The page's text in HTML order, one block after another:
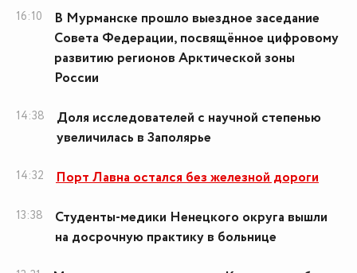
16:10
В Мурманске прошло выездное заседание
Совета Федерации, посвящённое цифровому
развитию регионов Арктической зоны
России
14:38
Доля исследователей с научной степенью
увеличилась в Заполярье
14:32 Порт Лавна остался без железной дороги
13:38
Студенты-медики Ненецкого округа вышли
на досрочную практику в больнице